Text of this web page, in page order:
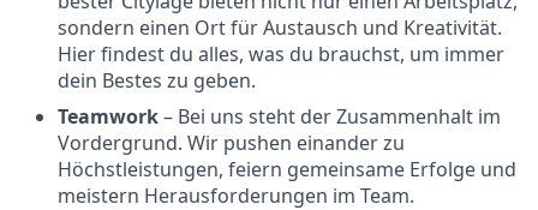
sondern einen Ort für Austausch und Kreativität.
Hier findest du alles, was du brauchst, um immer
dein Bestes zu geben.
Teamwork– Bei uns steht der Zusammenhalt im
Vordergrund. Wir pushen einander zu
Höchstleistungen, feiern gemeinsame Erfolge und
meistern Herausforderungen im Team.